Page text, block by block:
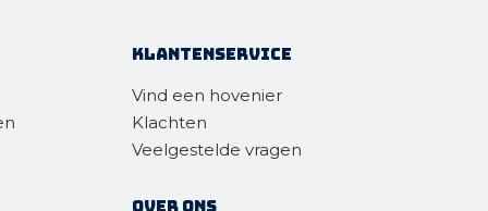
Klantenservice
Vind een hovenier
Klachten
Veelgestelde vragen
Over ons